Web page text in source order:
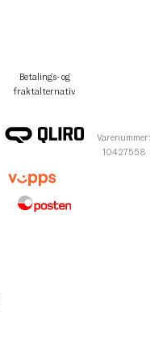
Betalings- og
fraktalternativ
Varenummer:
10427558